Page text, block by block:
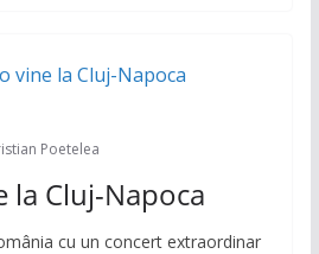
Poetelea
la Cluj-Napoca
cu un concert extraordinar